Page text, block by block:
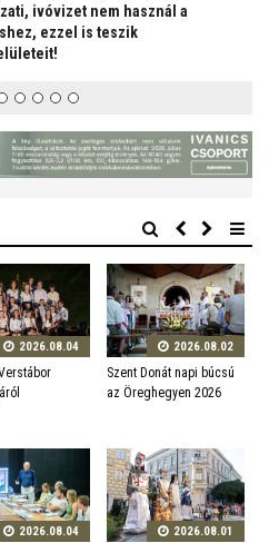
ivóvizet nem használ a
ezzel is teszik
2026.08.04
2026.08.04
2026.08.02
Szent Donát napi búcsú
az Öreghegyen 2026
2026.08.01